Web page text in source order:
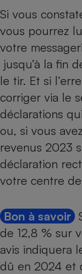
Si vous
vous pourrez
votre
jusqu’à la fin
le tir. Et si
corriger via le
déclarations
ou, si vous
revenus 2023
déclaration
votre centre
Bon à savoir
de 12,8 % sur
avis indiquera
dû en 2024 et